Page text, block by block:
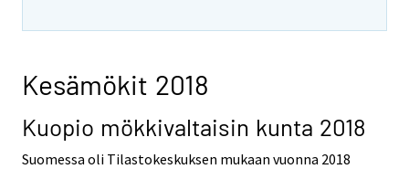
Kesämökit 2018
Kuopio mökkivaltaisin kunta 2018
Suomessa oli Tilastokeskuksen mukaan vuonna 2018